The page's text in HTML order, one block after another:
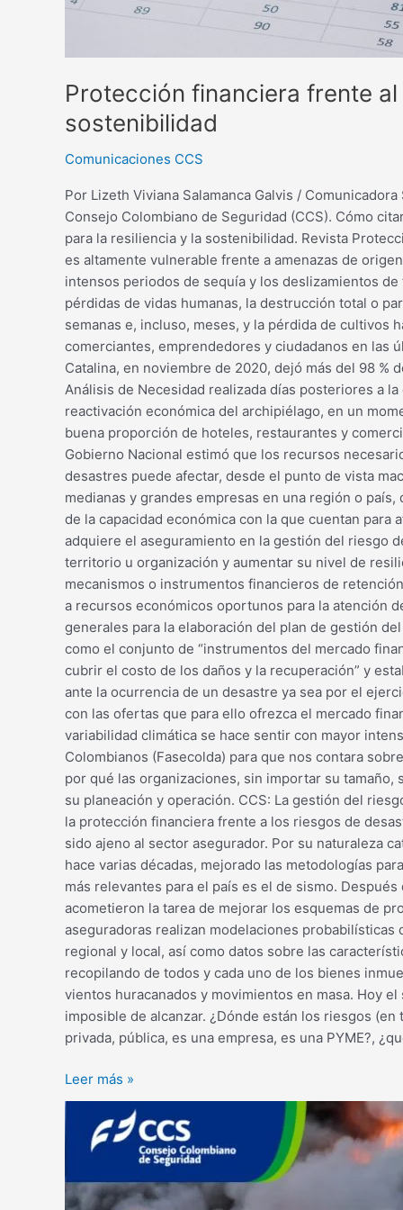
Protección financiera frente
sostenibilidad
Comunicaciones CCS
Por Lizeth Viviana Salamanca Galvis /
Consejo Colombiano de Seguridad (CCS). Cómo
para la resiliencia y la sostenibilidad. Revista
es altamente vulnerable frente a amenazas de
intensos periodos de sequía y los deslizamientos
pérdidas de vidas humanas, la destrucción total o
semanas e, incluso, meses, y la pérdida de cultivos
comerciantes, emprendedores y ciudadanos en las
Catalina, en noviembre de 2020, dejó más del 98 %
Análisis de Necesidad realizada días posteriores a
reactivación económica del archipiélago, en un
buena proporción de hoteles, restaurantes y
Gobierno Nacional estimó que los recursos
desastres puede afectar, desde el punto de vista
medianas y grandes empresas en una región o
de la capacidad económica con la que cuentan
adquiere el aseguramiento en la gestión del riesgo
territorio u organización y aumentar su nivel de
mecanismos o instrumentos financieros de
a recursos económicos oportunos para la atención
generales para la elaboración del plan de gestión
como el conjunto de “instrumentos del mercado
cubrir el costo de los daños y la recuperación” y
ante la ocurrencia de un desastre ya sea por el
con las ofertas que para ello ofrezca el mercado
variabilidad climática se hace sentir con mayor
Colombianos (Fasecolda) para que nos contara
por qué las organizaciones, sin importar su
su planeación y operación. CCS: La gestión del
la protección financiera frente a los riesgos de
sido ajeno al sector asegurador. Por su naturaleza
hace varias décadas, mejorado las metodologías
más relevantes para el país es el de sismo.
acometieron la tarea de mejorar los esquemas de
aseguradoras realizan modelaciones
regional y local, así como datos sobre las
recopilando de todos y cada uno de los bienes
vientos huracanados y movimientos en masa. Hoy
imposible de alcanzar. ¿Dónde están los riesgos
privada, pública, es una empresa, es una PYME?,
Leer más »
Aplicación
de
gestión
de